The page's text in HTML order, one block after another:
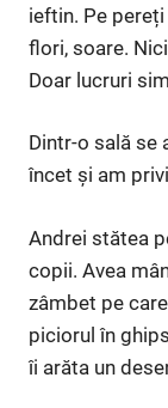
ieftin. Pe
flori, soare.
Doar lucruri
Dintr-o sală se
încet și am
Andrei stătea
copii. Avea
zâmbet pe
piciorul în
îi arăta un